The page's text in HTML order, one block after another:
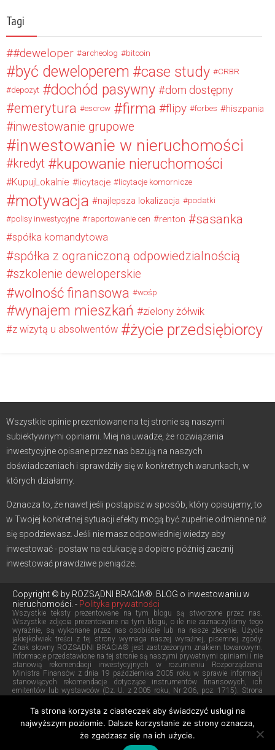
Tagi
#deweloper archeolog bitcoin
być deweloperem case study
CRBR
depozyt
dochód pasywny dom dostępny
emerytura escrow firma flipy forbes hiszpania
inwestowanie grupowe
inwestowanie w nieruchomości
kredyt kupowanie nieruchomości
KupujLokalnie licytacje licytacje komornicze
motywacja najlepsza lokalizacja
podatki
polisy inwestycyjne
raportowanie cen renton sasanka
spółka komandytowa
spółka z ograniczoną odpowiedzialnością
szkolenie deweloperskie
wolność finansowa wośp
wynajem mieszkań zielony żółwik
z wizytą u absolwentów życie przedsiębiorcy
Wszystkie opinie prezentowane na tej stronie są naszymi
subiektywnymi opiniami. Miej na uwadze, że rozwiązania
inwestycyjne opisane przez nas bazują na naszych
doświadczeniach i sprawdziły się w konkretnych warunkach, w
których działamy.
Oznacza to, że nawet jeśli postąpisz w sposób, który opisujemy, to
w Twojej konkretnej sytuacji efekty mogą być zupełnie odmienne niż
się spodziewasz. Jeśli nie masz odpowiedniej wiedzy aby
inwestować - postaw na edukację a dopiero później zacznij
inwestować prawdziwe pieniądze.
Copyright © by ROZSĄDNI BRACIA®. BLOG o inwestowaniu w
nieruchomości. - Polityka prywatności
Wszystkie teksty prezentowane na tym blogu są stworzone przez nas.
Wszystkie zdjęcia prezentowane na tym blogu, o ile nie zaznaczyliśmy tego
wyraźnie, są wykonane przez nas osobiście lub na nasze zlecenie. Użycie
jakiejkolwiek treści z tej strony wymaga naszej wyraźnej, pisemnej zgody.
Znak słowny ROZSĄDNI BRACIA® jest zastrzeżonym znakiem towarowym.
Informacje przedstawione na tej stronie są naszymi prywatnymi opiniami i nie
stanowią rekomendacji inwestycyjnych w rozumieniu Rozporządzenia
Ministra Finansów z dnia 19 października 2005 roku w sprawie informacji
stanowiących rekomendacje dotyczące instrumentów finansowych, ich
emitentów lub wystawców (Dz. U. z 2005 roku, Nr 206, poz. 1715). Strona
Aby skontaktować się z nami kliknijtutaj . Znajdziesz tam nasz adres e-mail.
Chcesz do nas zadzwonić? Skorzystaj z tego numeru: +48 737
Ta strona korzysta z ciasteczek aby świadczyć usługi na
najwyższym poziomie. Dalsze korzystanie ze strony oznacza,
że zgadzasz się na ich użycie.